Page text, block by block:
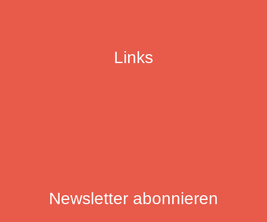
Links
Newsletter abonnieren